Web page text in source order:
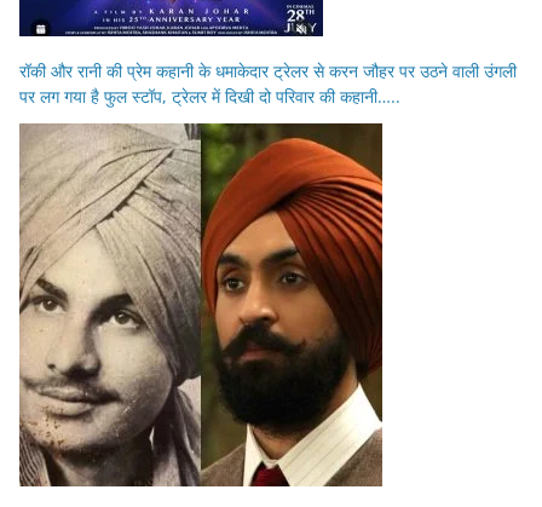
रॉकी और रानी की प्रेम कहानी के धमाकेदार ट्रेलर से करन जौहर पर उठने वाली उंगली
पर लग गया है फुल स्टॉप, ट्रेलर में दिखी दो परिवार की कहानी…..